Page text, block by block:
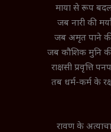
माया से रूप
जब नारी की
जब अमृत पाने
जब कौशिक मुनि
राक्षसी प्रवृत्ति
तब धर्म-कर्म के
रावण के